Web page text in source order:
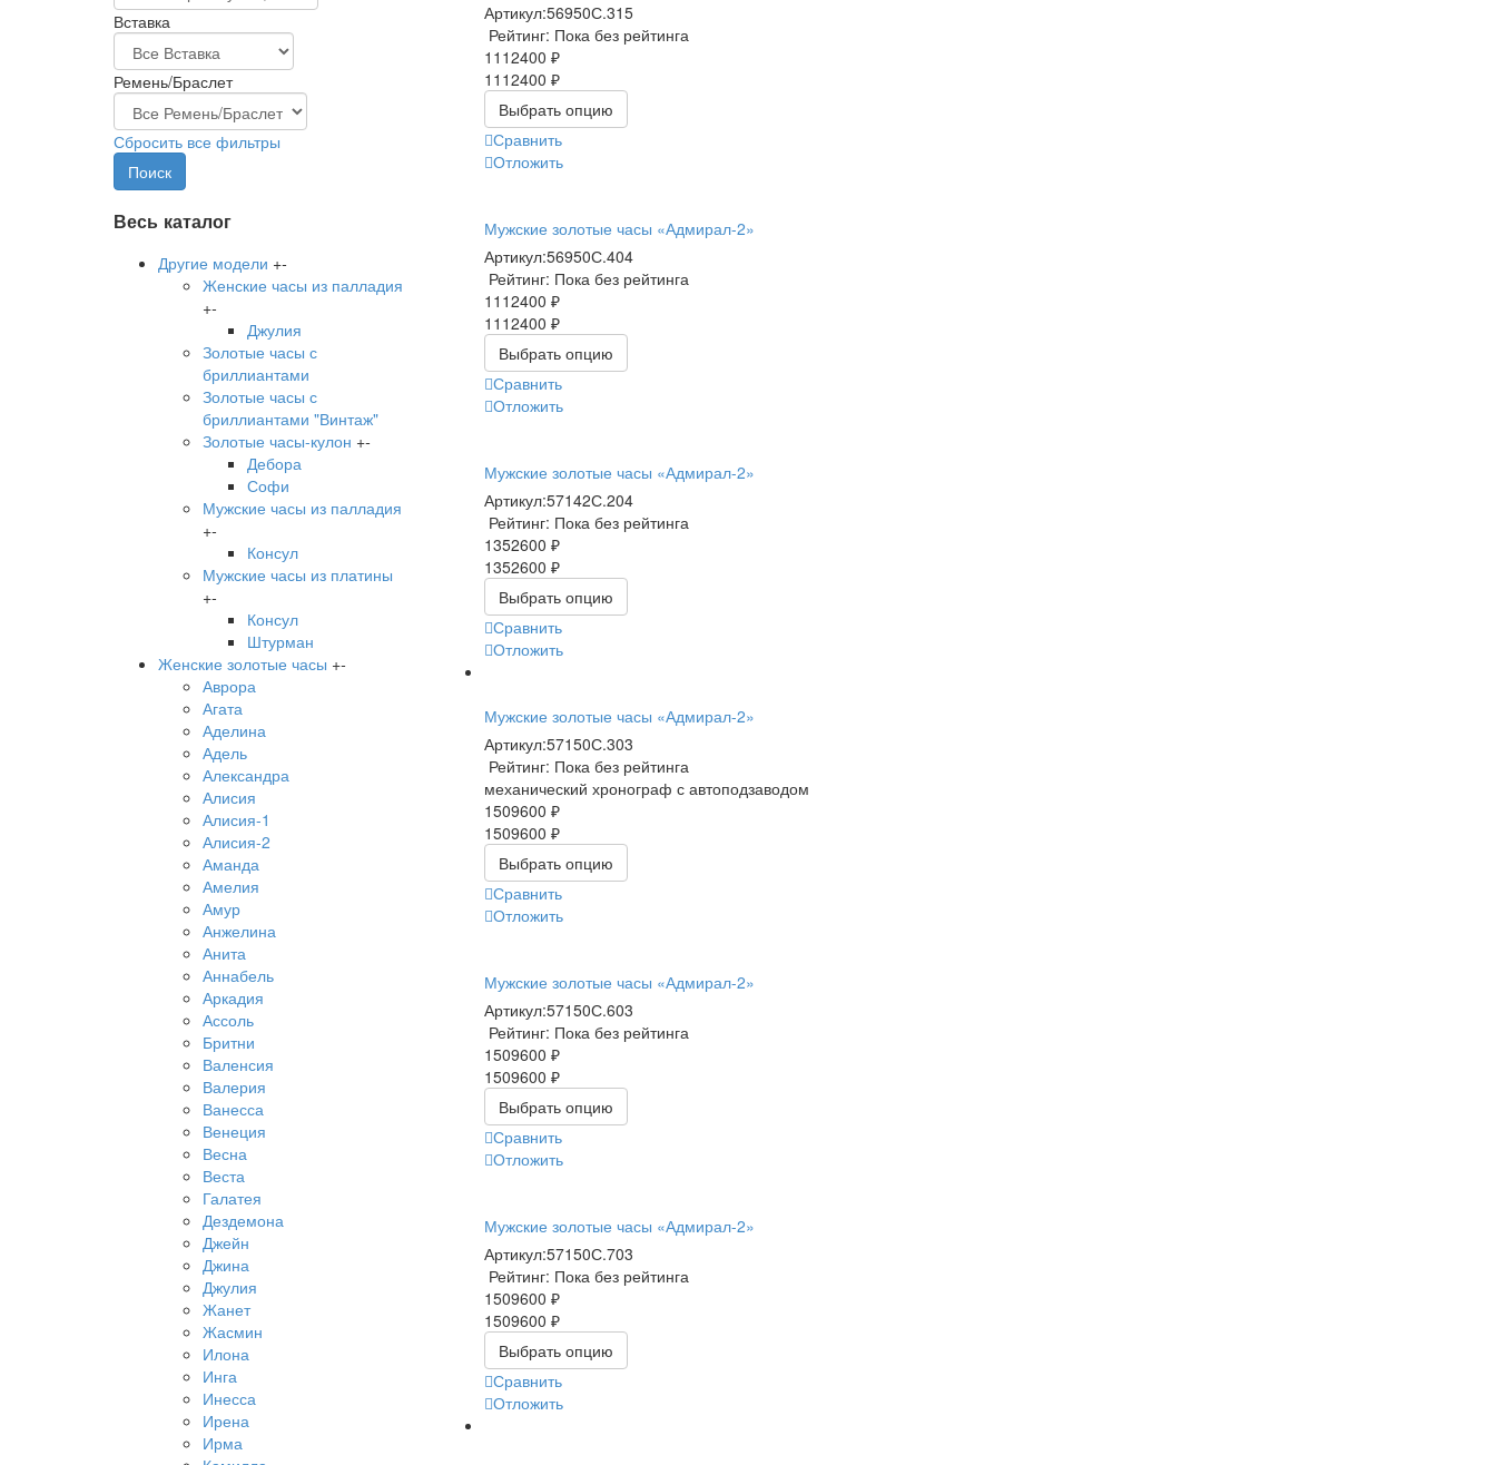
Вставка
Ремень/Браслет
Сбросить все фильтры
Весь каталог
Другие модели +-
Женские часы из палладия
+-
Джулия
Золотые часы с
бриллиантами
Золотые часы с
бриллиантами "Винтаж"
Золотые часы-кулон +-
Дебора
Софи
Мужские часы из палладия
+-
Консул
Мужские часы из платины
+-
Консул
Штурман
Женские золотые часы +-
Аврора
Агата
Аделина
Адель
Александра
Алисия
Алисия-1
Алисия-2
Аманда
Амелия
Амур
Анжелина
Анита
Аннабель
Аркадия
Ассоль
Бритни
Валенсия
Валерия
Ванесса
Венеция
Весна
Веста
Галатея
Дездемона
Джейн
Джина
Джулия
Жанет
Жасмин
Илона
Инга
Инесса
Ирена
Ирма
Артикул:56950С.315
Рейтинг: Пока без рейтинга
1112400 ₽
1112400 ₽
Выбрать опцию
Сравнить
Отложить
Мужские золотые часы «Адмирал-2»
Артикул:56950С.404
Рейтинг: Пока без рейтинга
1112400 ₽
1112400 ₽
Выбрать опцию
Сравнить
Отложить
Мужские золотые часы «Адмирал-2»
Артикул:57142С.204
Рейтинг: Пока без рейтинга
1352600 ₽
1352600 ₽
Выбрать опцию
Сравнить
Отложить
Мужские золотые часы «Адмирал-2»
Артикул:57150С.303
Рейтинг: Пока без рейтинга
механический хронограф с автоподзаводом
1509600 ₽
1509600 ₽
Выбрать опцию
Сравнить
Отложить
Мужские золотые часы «Адмирал-2»
Артикул:57150С.603
Рейтинг: Пока без рейтинга
1509600 ₽
1509600 ₽
Выбрать опцию
Сравнить
Отложить
Мужские золотые часы «Адмирал-2»
Артикул:57150С.703
Рейтинг: Пока без рейтинга
1509600 ₽
1509600 ₽
Выбрать опцию
Сравнить
Отложить